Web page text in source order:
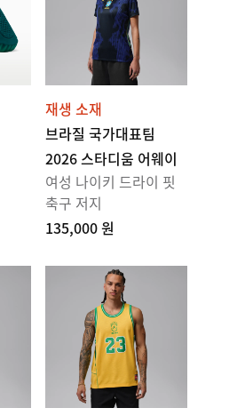
재생 소재
브라질 국가대표팀
2026 스타디움 어웨이
여성 나이키 드라이 핏
축구 저지
135,000 원